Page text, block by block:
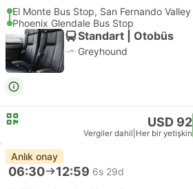
El Monte Bus Stop, San Fernando Valley
Phoenix Glendale Bus Stop
Standart | Otobüs
Greyhound
USD 92
Vergiler dahil Her bir yetişkin
Anlık onay
06:30 12:59 6s 29d